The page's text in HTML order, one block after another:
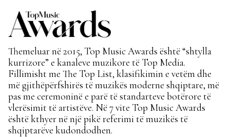
Themeluar në 2015, Top Music Awards është “shtylla
kurrizore” e kanaleve muzikore të Top Media.
Fillimisht me The Top List, klasifikimin e vetëm dhe
më gjithëpërfshirës të muzikës moderne shqiptare, më
pas me ceremoninë e parë të standarteve botërore të
vlerësimit të artistëve. Në 7 vite Top Music Awards
është kthyer në një pikë referimi të muzikës të
shqiptarëve kudondodhen.